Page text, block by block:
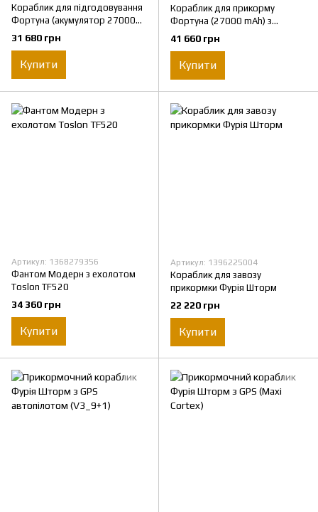
Кораблик для підгодовування
Фортуна (акумулятор 27000
mAh)
31 680 грн
Купити
Кораблик для прикорму
Фортуна (27000 mAh) з
ехолотом Toslon300
41 660 грн
Купити
Артикул: 1368279356
Фантом Модерн з ехолотом
Toslon TF520
34 360 грн
Купити
Артикул: 1396225004
Кораблик для завозу
прикормки Фурія Шторм
22 220 грн
Купити